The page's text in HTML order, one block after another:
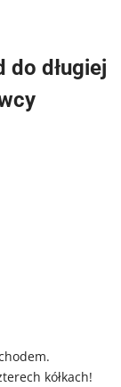
długiej
kółkach!